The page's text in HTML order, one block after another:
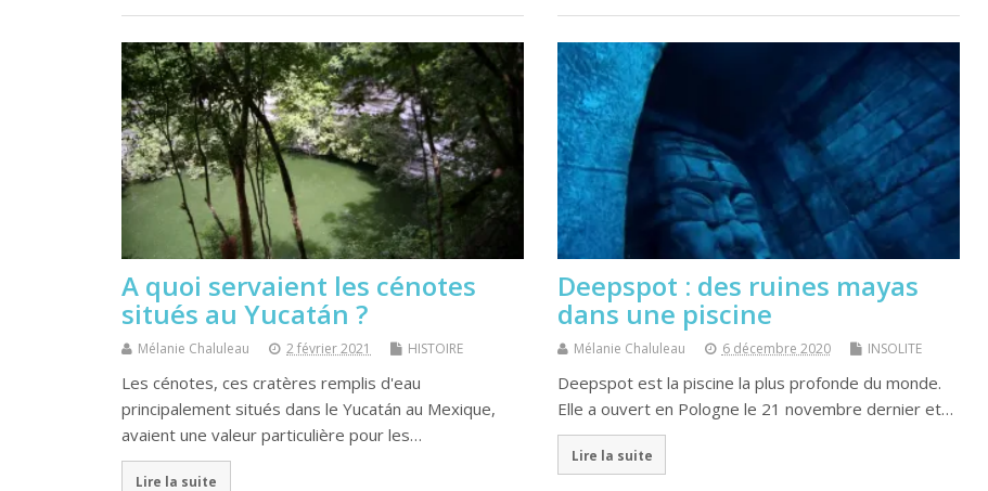
A quoi servaient les cénotes
situés au Yucatán ?
Mélanie Chaluleau 2 février 2021 HISTOIRE
Les cénotes, ces cratères remplis d'eau
principalement situés dans le Yucatán au Mexique,
avaient une valeur particulière pour les…
Lire la suite
Deepspot : des ruines mayas
dans une piscine
Mélanie Chaluleau 6 décembre 2020 INSOLITE
Deepspot est la piscine la plus profonde du monde.
Elle a ouvert en Pologne le 21 novembre dernier et…
Lire la suite